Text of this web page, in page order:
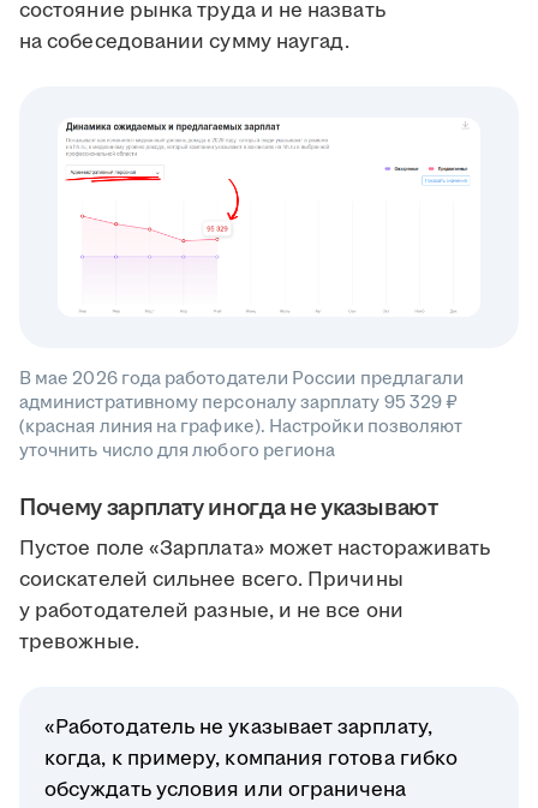
состояние рынка труда и не назвать
на собеседовании сумму наугад.
В мае 2026 года работодатели России предлагали
административному персоналу зарплату 95 329 ₽
(красная линия на графике). Настройки позволяют
уточнить число для любого региона
Почему зарплату иногда не указывают
Пустое поле «Зарплата» может настораживать
соискателей сильнее всего. Причины
у работодателей разные, и не все они
тревожные.
«Работодатель не указывает зарплату,
когда, к примеру, компания готова гибко
обсуждать условия или ограничена